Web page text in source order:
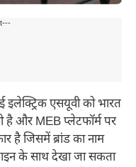
इलेक्ट्रिक एसयूवी को भारत
है और MEB प्लेटफॉर्म पर
है जिसमें ब्रांड का नाम
के साथ देखा जा सकता